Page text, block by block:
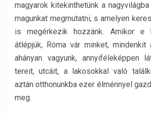
magyarok kitekinthetünk a
magunkat megmutatni, s amelyen
is megérkezik hozzánk. Amikor e
átlépjük, Róma vár minket, mindenkit
ahányan vagyunk, annyiféleképpen
tereit, utcáit, a lakosokkal való
aztán otthonunkba ezer élménnyel
meg.